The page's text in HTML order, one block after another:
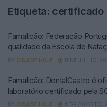
Etiqueta: certificado
Famalicão: Federação
qualidade da Escola de
BY CIDADE HOJE 11 DE JULHO,
Famalicão: DentalCastro é
laboratório certificado pela
BY CIDADE HOJE 4 DE AGOSTO,